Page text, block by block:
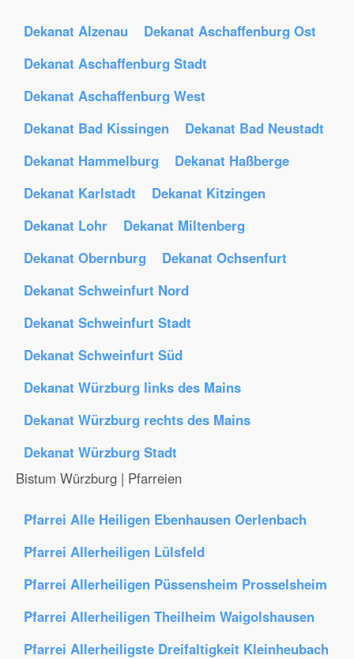
Dekanat Alzenau
Dekanat Aschaffenburg Ost
Dekanat Aschaffenburg Stadt
Dekanat Aschaffenburg West
Dekanat Bad Kissingen
Dekanat Bad Neustadt
Dekanat Hammelburg
Dekanat Haßberge
Dekanat Karlstadt
Dekanat Kitzingen
Dekanat Lohr
Dekanat Miltenberg
Dekanat Obernburg
Dekanat Ochsenfurt
Dekanat Schweinfurt Nord
Dekanat Schweinfurt Stadt
Dekanat Schweinfurt Süd
Dekanat Würzburg links des Mains
Dekanat Würzburg rechts des Mains
Dekanat Würzburg Stadt
Bistum Würzburg | Pfarreien
Pfarrei Alle Heiligen Ebenhausen Oerlenbach
Pfarrei Allerheiligen Lülsfeld
Pfarrei Allerheiligen Püssensheim Prosselsheim
Pfarrei Allerheiligen Theilheim Waigolshausen
Pfarrei Allerheiligste Dreifaltigkeit Kleinheubach